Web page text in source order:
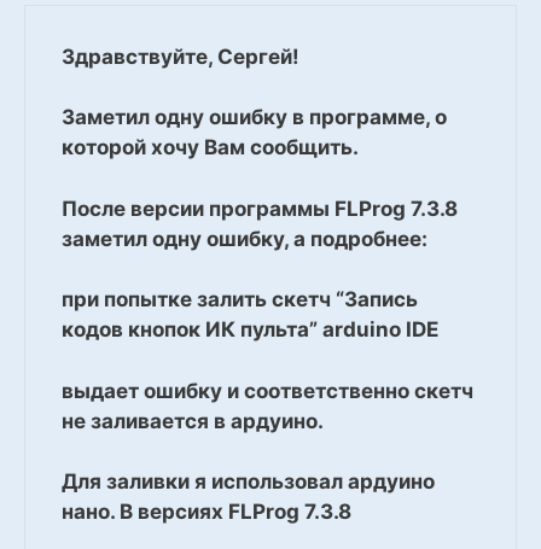
Здравствуйте, Сергей!
Заметил одну ошибку в программе, о
которой хочу Вам сообщить.
После версии программы FLProg 7.3.8
заметил одну ошибку, а подробнее:
при попытке залить скетч “Запись
кодов кнопок ИК пульта” arduino IDE
выдает ошибку и соответственно скетч
не заливается в ардуино.
Для заливки я использовал ардуино
нано. В версиях FLProg 7.3.8